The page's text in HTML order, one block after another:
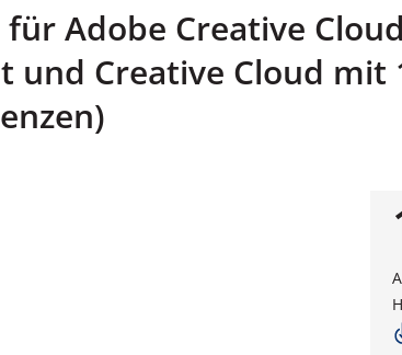
Adobe Creative
und Creative Cloud mit